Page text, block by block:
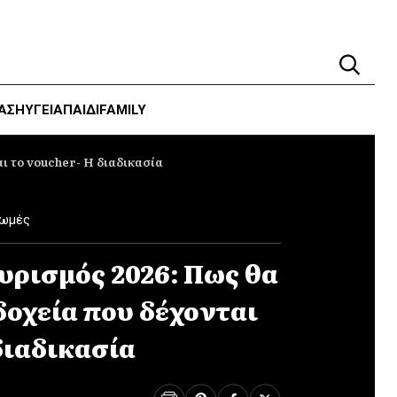
ΥΓΕΊΑΠΑΙΔΙFAMILY
το voucher- Η διαδικασία
2026: Πως θα
που δέχονται